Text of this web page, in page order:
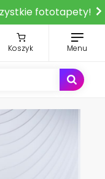
fototapety!
Koszyk Menu